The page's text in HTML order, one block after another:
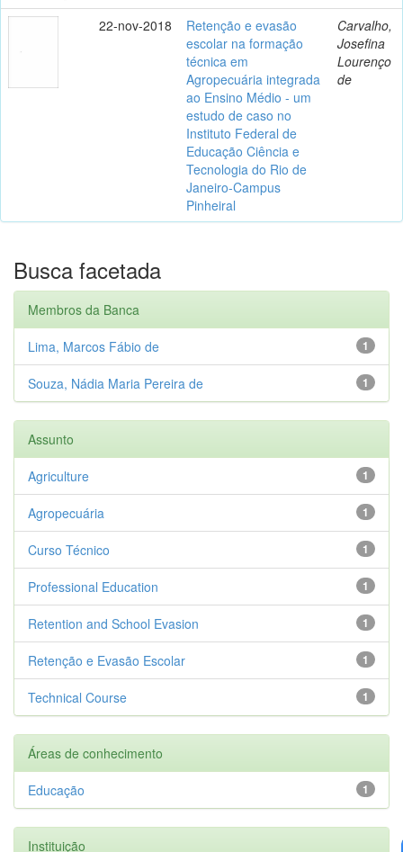
22-nov-2018
Retenção e evasão
escolar na formação
técnica em
Agropecuária integrada
ao Ensino Médio - um
estudo de caso no
Instituto Federal de
Educação Ciência e
Tecnologia do Rio de
Janeiro-Campus
Pinheiral
Carvalho,
Josefina
Lourenço
de
Busca facetada
Membros da Banca
1
Lima, Marcos Fábio de
1
Souza, Nádia Maria Pereira de
Assunto
1
Agriculture
1
Agropecuária
1
Curso Técnico
1
Professional Education
1
Retention and School Evasion
1
Retenção e Evasão Escolar
1
Technical Course
Áreas de conhecimento
1
Educação
Instituição